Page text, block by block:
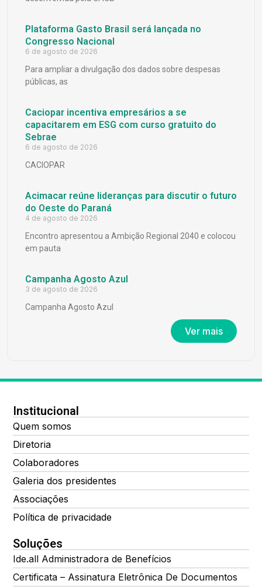
Plataforma Gasto Brasil será lançada no
Congresso Nacional
6 de agosto de 2026
Para ampliar a divulgação dos dados sobre despesas
públicas, as
Caciopar incentiva empresários a se
capacitarem em ESG com curso gratuito do
Sebrae
6 de agosto de 2026
CACIOPAR
Acimacar reúne lideranças para discutir o futuro
do Oeste do Paraná
4 de agosto de 2026
Encontro apresentou a Ambição Regional 2040 e colocou
em pauta
Campanha Agosto Azul
3 de agosto de 2026
Campanha Agosto Azul
Ver mais
Institucional
Quem somos
Diretoria
Colaboradores
Galeria dos presidentes
Associações
Política de privacidade
Soluções
Ide.all Administradora de Benefícios
Certificata – Assinatura Eletrônica De Documentos